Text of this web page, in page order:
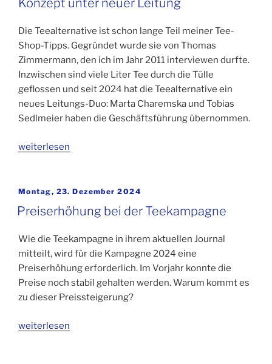
Konzept unter neuer Leitung
Die Teealternative ist schon lange Teil meiner Tee-
Shop-Tipps. Gegründet wurde sie von Thomas
Zimmermann, den ich im Jahr 2011 interviewen durfte.
Inzwischen sind viele Liter Tee durch die Tülle
geflossen und seit 2024 hat die Teealternative ein
neues Leitungs-Duo: Marta Charemska und Tobias
Sedlmeier haben die Geschäftsführung übernommen.
weiterlesen
Veröffentlicht
Montag, 23. Dezember 2024
Preiserhöhung bei der Teekampagne
Wie die Teekampagne in ihrem aktuellen Journal
mitteilt, wird für die Kampagne 2024 eine
Preiserhöhung erforderlich. Im Vorjahr konnte die
Preise noch stabil gehalten werden. Warum kommt es
zu dieser Preissteigerung?
weiterlesen